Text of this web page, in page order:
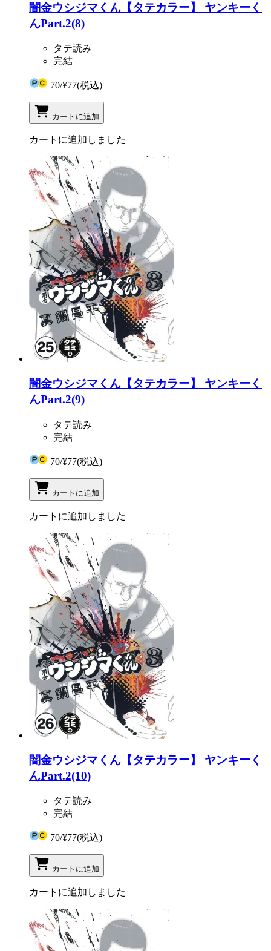
闇金ウシジマくん【タテカラー】 ヤンキーく
んPart.2(8)
タテ読み
完結
70/¥77(税込)
カートに追加
カートに追加しました
闇金ウシジマくん【タテカラー】 ヤンキーく
んPart.2(9)
タテ読み
完結
70/¥77(税込)
カートに追加
カートに追加しました
闇金ウシジマくん【タテカラー】 ヤンキーく
んPart.2(10)
タテ読み
完結
70/¥77(税込)
カートに追加
カートに追加しました